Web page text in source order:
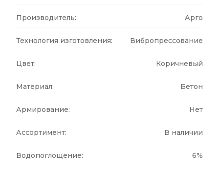
Производитель: Арго
Технология изготовления: Вибропрессование
Цвет: Коричневый
Материал: Бетон
Армирование: Нет
Ассортимент: В наличии
Водопоглощение: 6%